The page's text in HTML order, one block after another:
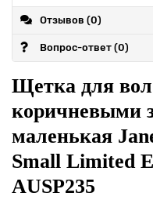
Отзывов (0)
Вопрос-ответ (0)
Щетка для
коричневыми
маленькая
Small Limited
AUSP235